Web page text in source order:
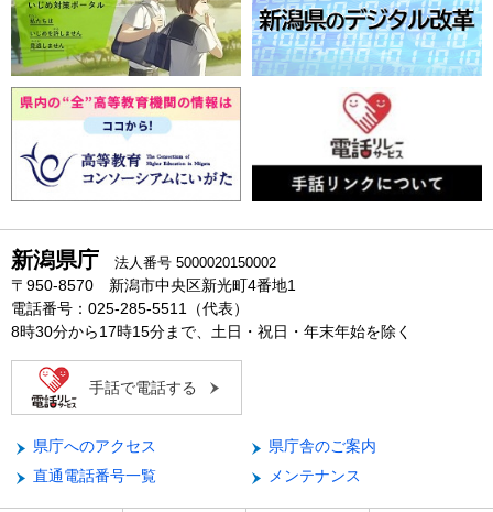
新潟県庁 法人番号 5000020150002
〒950-8570 新潟市中央区新光町4番地1
電話番号：025-285-5511（代表）
8時30分から17時15分まで、土日・祝日・年末年始を除く
手話で電話する
県庁へのアクセス
県庁舎のご案内
直通電話番号一覧
メンテナンス